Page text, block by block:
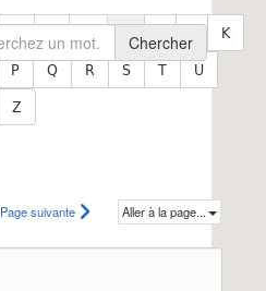
Chercher
E F G H I J
K
P Q R S T
U
Z
Page suivante Aller à la page...